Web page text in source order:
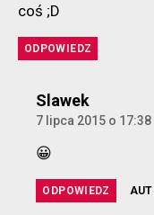
coś ;D
ODPOWIEDZ
Slawek
7 lipca 2015 o 17:38
😀
ODPOWIEDZ